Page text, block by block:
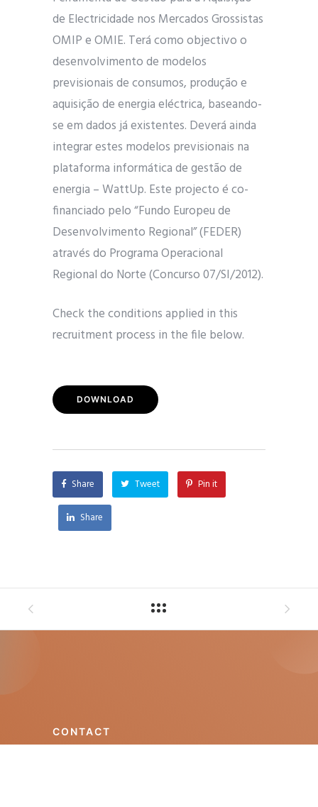
de Electricidade nos Mercados Grossistas
OMIP e OMIE. Terá como objectivo o
desenvolvimento de modelos
previsionais de consumos, produção e
aquisição de energia eléctrica, baseando-
se em dados já existentes. Deverá ainda
integrar estes modelos previsionais na
plataforma informática de gestão de
energia – WattUp. Este projecto é co-
financiado pelo “Fundo Europeu de
Desenvolvimento Regional” (FEDER)
através do Programa Operacional
Regional do Norte (Concurso 07/SI/2012).
Check the conditions applied in this
recruitment process in the file below.
DOWNLOAD
Share Tweet Pin it
Share
CONTACT